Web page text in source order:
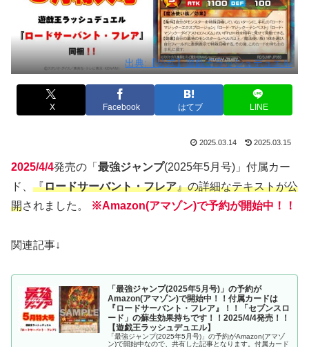
出典:【公式】遊戯王ラッシュデュエル
X Facebook はてブ LINE
2025.03.14 2025.03.15
2025/4/4発売の「 最強ジャンプ(2025年5月号)」付属カー
ド、 『ロードサーバント・フレア』の詳細なテキストが公
開されました。 ※Amazon(アマゾン)で予約が開始中！！
関連記事↓
「最強ジャンプ(2025年5月号)」の予約が
Amazon(アマゾン)で開始中！！付属カードは
『ロードサーバント・フレア』！！「セブンスロ
ード」の蘇生効果持ちです！！2025/4/4発売！！
【遊戯王ラッシュデュエル】
「最強ジャンプ(2025年5月号)」の予約がAmazon(アマゾ
ン)で開始中なので、共有した記事となります。付属カード